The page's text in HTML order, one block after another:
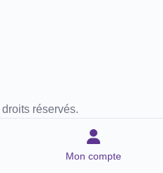
réservés.
Mon compte